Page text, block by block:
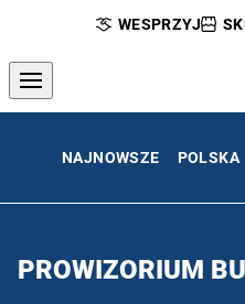
WESPRZYJ
NAJNOWSZE POLSKA
PROWIZORIUM